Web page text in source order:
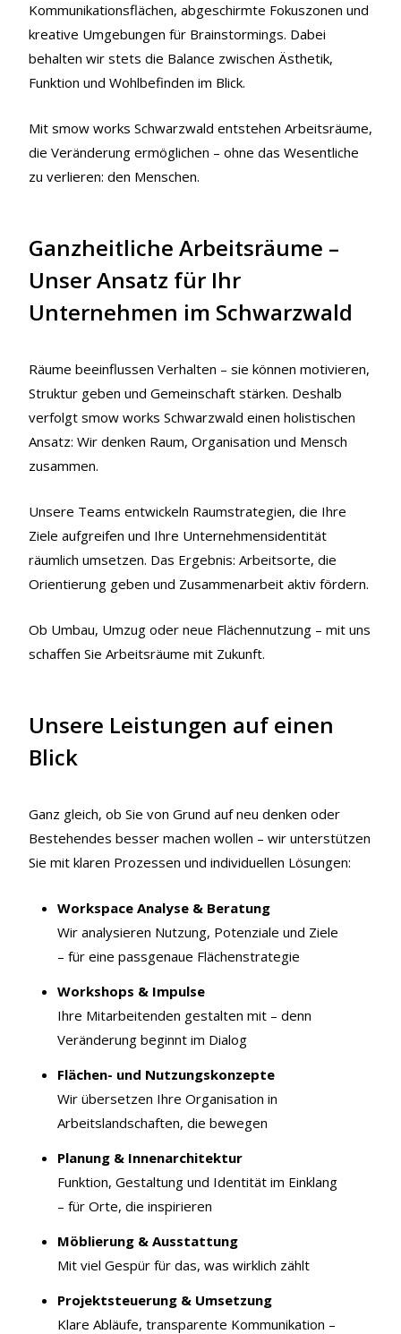
Kommunikationsflächen, abgeschirmte Fokuszonen und
kreative Umgebungen für Brainstormings. Dabei
behalten wir stets die Balance zwischen Ästhetik,
Funktion und Wohlbefinden im Blick.
Mit smow works Schwarzwald entstehen Arbeitsräume,
die Veränderung ermöglichen – ohne das Wesentliche
zu verlieren: den Menschen.
Ganzheitliche Arbeitsräume –
Unser Ansatz für Ihr
Unternehmen im Schwarzwald
Räume beeinflussen Verhalten – sie können motivieren,
Struktur geben und Gemeinschaft stärken. Deshalb
verfolgt smow works Schwarzwald einen holistischen
Ansatz: Wir denken Raum, Organisation und Mensch
zusammen.
Unsere Teams entwickeln Raumstrategien, die Ihre
Ziele aufgreifen und Ihre Unternehmensidentität
räumlich umsetzen. Das Ergebnis: Arbeitsorte, die
Orientierung geben und Zusammenarbeit aktiv fördern.
Ob Umbau, Umzug oder neue Flächennutzung – mit uns
schaffen Sie Arbeitsräume mit Zukunft.
Unsere Leistungen auf einen
Blick
Ganz gleich, ob Sie von Grund auf neu denken oder
Bestehendes besser machen wollen – wir unterstützen
Sie mit klaren Prozessen und individuellen Lösungen:
Workspace Analyse & Beratung
Wir analysieren Nutzung, Potenziale und Ziele
– für eine passgenaue Flächenstrategie
Workshops & Impulse
Ihre Mitarbeitenden gestalten mit – denn
Veränderung beginnt im Dialog
Flächen- und Nutzungskonzepte
Wir übersetzen Ihre Organisation in
Arbeitslandschaften, die bewegen
Planung & Innenarchitektur
Funktion, Gestaltung und Identität im Einklang
– für Orte, die inspirieren
Möblierung & Ausstattung
Mit viel Gespür für das, was wirklich zählt
Projektsteuerung & Umsetzung
Klare Abläufe, transparente Kommunikation –